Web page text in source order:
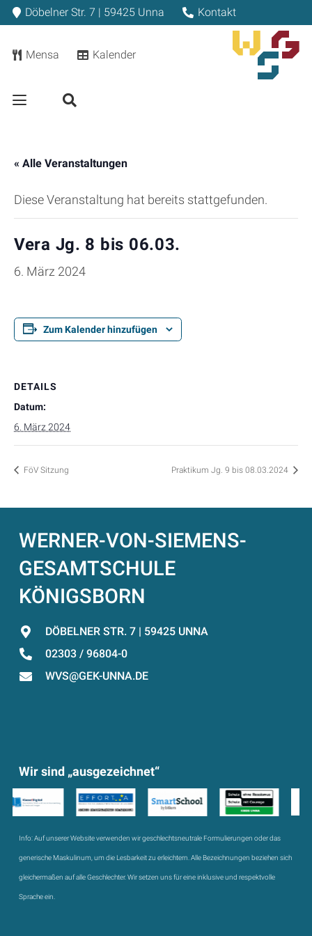
Döbelner Str. 7 | 59425 Unna Kontakt
Mensa Kalender
« Alle Veranstaltungen
Diese Veranstaltung hat bereits stattgefunden.
Vera Jg. 8 bis 06.03.
6. März 2024
Zum Kalender hinzufügen
DETAILS
Datum:
6. März 2024
FöV Sitzung Praktikum Jg. 9 bis 08.03.2024
WERNER-VON-SIEMENS-
GESAMTSCHULE
KÖNIGSBORN
DÖBELNER STR. 7 | 59425 UNNA
02303 / 96804-0
WVS@GEK-UNNA.DE
Wir sind „ausgezeichnet“
Info:Auf unserer Website verwenden wir geschlechtsneutrale Formulierungen oder das
generische Maskulinum, um die Lesbarkeit zu erleichtern. Alle Bezeichnungen beziehen sich
gleichermaßen auf alle Geschlechter. Wir setzen uns für eine inklusive und respektvolle
Sprache ein.